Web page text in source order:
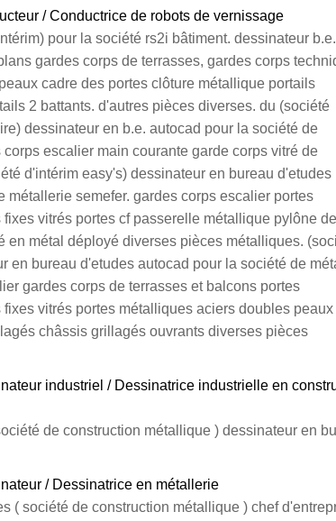
/ Conductrice de robots de vernissage
pour la société rs2i bâtiment. dessinateur b.e.
gardes corps de terrasses, gardes corps
cadre des portes clôture métallique portails
2 battants. d'autres pièces diverses. du (société
dessinateur en b.e. autocad pour la société de
escalier main courante garde corps vitré de
d'intérim easy's) dessinateur en bureau d'etudes
métallerie semefer. gardes corps escalier portes
vitrés portes cf passerelle métallique pylône
en métal déployé diverses pièces métalliques.
en bureau d'etudes autocad pour la société de
gardes corps de terrasses et balcons portes
vitrés portes métalliques aciers doubles peaux
châssis grillagés ouvrants diverses pièces
industriel / Dessinatrice industrielle en
de construction métallique ) dessinateur en
/ Dessinatrice en métallerie
( société de construction métallique ) chef